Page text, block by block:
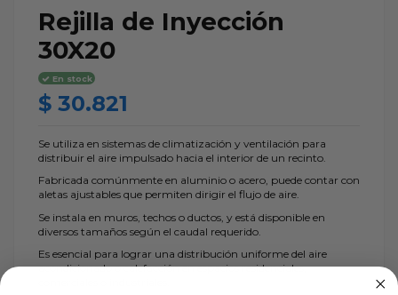
Rejilla de Inyección
30X20
En stock
$ 30.821
Se utiliza en sistemas de climatización y ventilación para
distribuir el aire impulsado hacia el interior de un recinto.
Fabricada comúnmente en aluminio o acero, puede contar con
aletas ajustables que permiten dirigir el flujo de aire.
Se instala en muros, techos o ductos, y está disponible en
diversos tamaños según el caudal requerido.
Es esencial para lograr una distribución uniforme del aire
acondicionado o calefacción en espacios residenciales,